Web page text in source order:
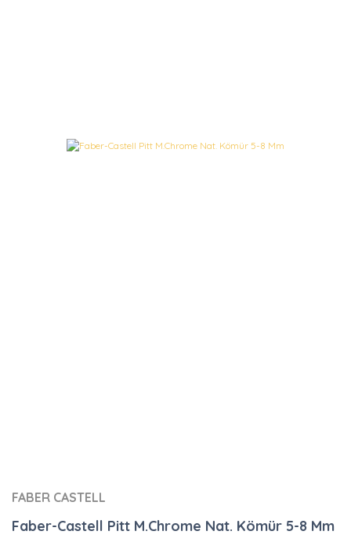
FABER CASTELL
Faber-Castell Pitt M.Chrome Nat. Kömür 5-8 Mm